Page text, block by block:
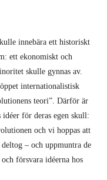
innebära ett historiskt
ett ekonomiskt och
skulle gynnas av.
internationalistisk
teori”. Därför är
för deras egen skull:
och vi hoppas att
– och uppmuntra de
försvara idéerna hos